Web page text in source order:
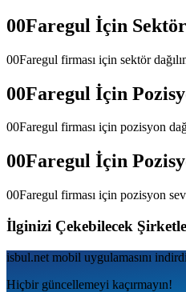
00Faregul İçin Sektör
00Faregul firması için sektör
00Faregul İçin
00Faregul firması için pozisyon
00Faregul İçin
00Faregul firması için pozisyon
İlginizi Çekebilecek
isbul.net mobil uygulamаsını
Hiçbir güncellemeyi kaçırmayın!